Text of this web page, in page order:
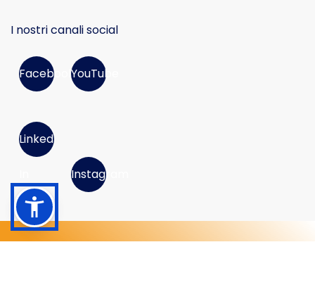
I nostri canali social
FacebookYouTube
Linked
Instagram